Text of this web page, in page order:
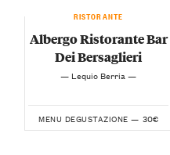
RISTORANTE
Albergo Ristorante Bar
Dei Bersaglieri
— Lequio Berria —
MENU DEGUSTAZIONE — 30€